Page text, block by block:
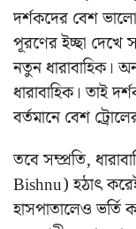
দর্শকদের বেশ
পূরণের ইচ্ছা
নতুন ধারাবাহিক।
ধারাবাহিক। তাই
বর্তমানে বেশ
তবে সম্প্রতি,
Bishnu) হঠাৎ
হাসপাতালেও ভর্তি